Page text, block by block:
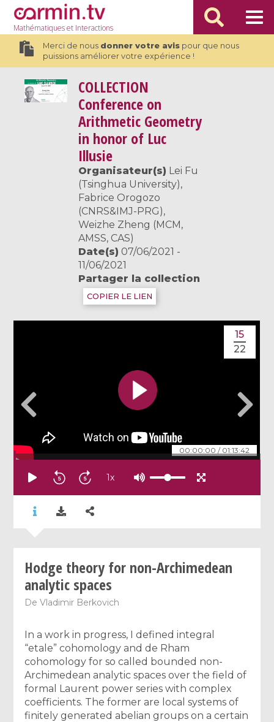
Mathématiqueset Interactions
Merci de nous donner votre avispour que nous
puissions améliorer votre expérience !
COLLECTION
Conference on
Arithmetic Geometry
in honor of Luc
Illusie
Organisateur(s) Lei Fu
(Tsinghua University),
Fabrice Orogozo
(CNRS&IMJ-PRG),
Weizhe Zheng (MCM,
AMSS, CAS)
Date(s) 07/06/2021 -
11/06/2021
Partager la collection
COPIER LE LIEN
00:00:00 / 01:13:42
15
22
1x
Hodge theory for non-Archimedean
analytic spaces
DeVladimir Berkovich
In a work in progress, I defined integral
“etale” cohomology and de Rham
cohomology for so called bounded non-
Archimedean analytic spaces over the field of
formal Laurent power series with complex
coefficients. The former are local systems of
finitely generated abelian groups on a certain